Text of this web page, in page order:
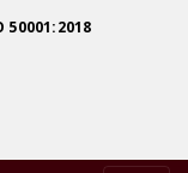
50001:2018